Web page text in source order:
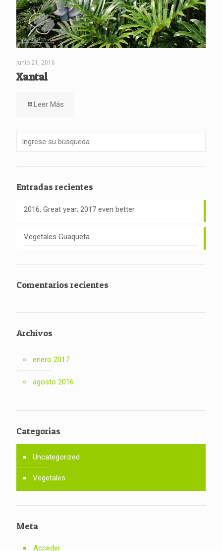
junio 21, 2016
Xantal
Leer Más
Entradas recientes
2016, Great year; 2017 even better
Vegetales Guaqueta
Comentarios recientes
Archivos
enero 2017
agosto 2016
Categorías
Uncategorized
Vegetales
Meta
Acceder